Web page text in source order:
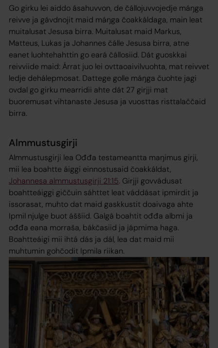
Go girku lei aiddo ásahuvvon, de čállojuvvojedje máŋga
reivve ja gávdnojit maid máŋga čoakkáldaga, main leat
muitalusat Jesusa birra. Muitalusat maid Markus,
Matteus, Lukas ja Johannes čálle Jesusa birra, atne
eanet luohtehahttin go eará čállosiid. Dát guoskkai
reivviide maid: Árrat juo lei ovttaoaivilvuohta, mat reivvet
ledje dehálepmosat. Dattege golle máŋga čuohte jagi
ovdal go girku mearridii ahte dát 27 girjji mat
buoremusat vihtanaste Jesusa ja vuosttas risttalaččaid
birra.
Almmustusgirji
Almmustusgirji lea Ođđa testameantta maŋimus girji,
mii lea boahtte áiggi einnostusaid čoakkáldat,
Johannesa almmustusgirji 21:15. Girjji govvádusat
boahtteáiggi giččuin sáhttet leat váddásat ipmirdit ja
issorasat, muhto dat maid gaskkustit doaivaga ahte
Ipmil njulge buot áššiid. Galgá boahtit ođđa albmi ja
ođđa eana morraša, bákčasiid ja jápmima haga.
Boahtteáigi mii ihtá dás ja dál, lea dat maid mii
muhtumin gohčodit Ipmila riikan.